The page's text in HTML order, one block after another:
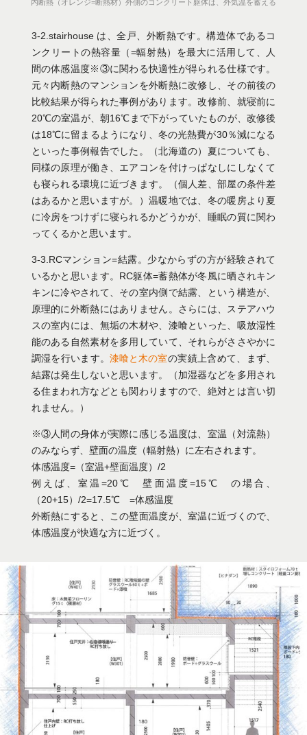
内断熱（オレンジ=断熱材）外側のコンクリート躯体は、外気温を蓄える
3-2.stairhouse は、全戸、外断熱です。構造体であるコ
ンクリートの熱容量（=輻射熱）を最大に活用して、人
間の体感温度※③に関わる快適性が得られる仕様です。
元々内断熱のマンションを外断熱に改修し、その前後の
比較結果が得られた事例があります。改修前、就寝前に
20℃の室温が、朝16℃まで下がっていたものが、改修後
は18℃に留まるようになり、冬の光熱費が30％減になる
といった事例報告でした。（北海道の）夏についても、
同様の原理が働き、エアコンを付けっぱなしにしなくて
も寝られる環境に近づきます。（個人差、部屋の条件差
はあるかと思いますが。）温暖地では、冬の暖房より夏
に冷房をつけずに寝られるかどうかが、睡眠の質に関わ
ってくるかと思います。
3-3.RCマンション=結露。少なからずの方が経験されて
いるかと思います。RC躯体=蓄熱体が冬風に晒されキン
キンに冷やされて、その室内側で結露、という構造が、
原理的に外断熱にはありません。さらには、ステアハウ
スの室内には、無垢の木材や、漆喰といった、吸放湿性
能のある自然素材を多用していて、それらがささやかに
調湿を行います。漆喰と木の室の実績上含めて、まず、
結露は発生しないと思います。（加湿器などを多用され
る住まわれ方などとも関わりますので、絶対とは言い切
れません。）
※③人間の身体が実際に感じる温度は、室温（対流熱）
のみならず、壁面の温度（輻射熱）に左右されます。
体感温度=（室温+壁面温度）/2
例えば、室温=20℃ 壁面温度=15℃ の場合、
（20+15）/2=17.5℃ =体感温度
外断熱にすると、この壁面温度が、室温に近づくので、
体感温度が快適な方に近づく。